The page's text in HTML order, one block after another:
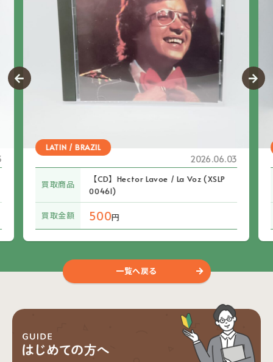
LATIN / BRAZIL
2026.06.03
買取商品
【CD】Hector Lavoe / La Voz (XSLP
00461)
買取金額 500円
一覧へ戻る